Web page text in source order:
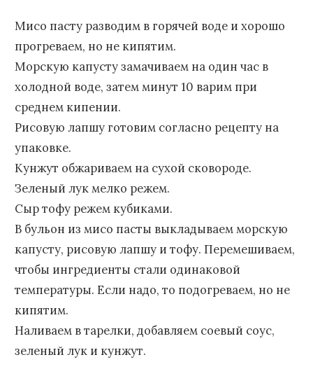
Мисо пасту разводим в горячей воде и хорошо
прогреваем, но не кипятим.
Морскую капусту замачиваем на один час в
холодной воде, затем минут 10 варим при
среднем кипении.
Рисовую лапшу готовим согласно рецепту на
упаковке.
Кунжут обжариваем на сухой сковороде.
Зеленый лук мелко режем.
Сыр тофу режем кубиками.
В бульон из мисо пасты выкладываем морскую
капусту, рисовую лапшу и тофу. Перемешиваем,
чтобы ингредиенты стали одинаковой
температуры. Если надо, то подогреваем, но не
кипятим.
Наливаем в тарелки, добавляем соевый соус,
зеленый лук и кунжут.